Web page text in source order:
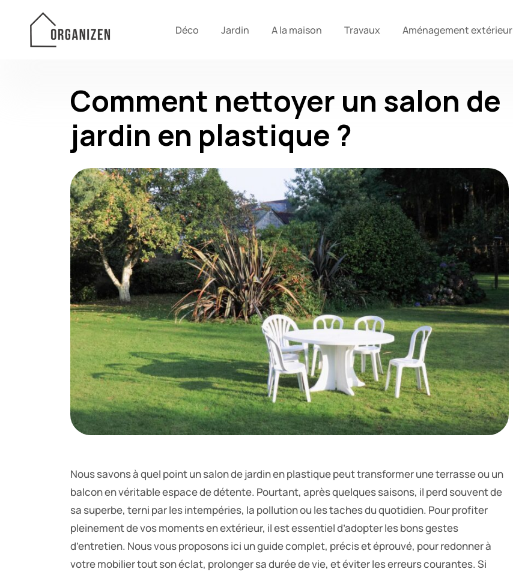
Déco Jardin A la maison Travaux Aménagement extérieur
Comment nettoyer un salon de
jardin en plastique ?
Nous savons à quel point un salon de jardin en plastique peut transformer une terrasse ou un
balcon en véritable espace de détente. Pourtant, après quelques saisons, il perd souvent de
sa superbe, terni par les intempéries, la pollution ou les taches du quotidien. Pour profiter
pleinement de vos moments en extérieur, il est essentiel d’adopter les bons gestes
d’entretien. Nous vous proposons ici un guide complet, précis et éprouvé, pour redonner à
votre mobilier tout son éclat, prolonger sa durée de vie, et éviter les erreurs courantes. Si